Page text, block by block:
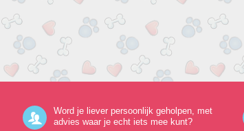
Word je liever persoonlijk geholpen, met
advies waar je echt iets mee kunt?